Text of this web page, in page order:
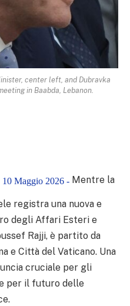
center left, and Dubravka
in Baabda, Lebanon.
10 Maggio 2026 - Mentre la
registra una nuova e
degli Affari Esteri e
Rajji, è partito da
e Città del Vaticano. Una
cruciale per gli
per il futuro delle